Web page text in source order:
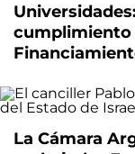
cumplimiento
La Cámara